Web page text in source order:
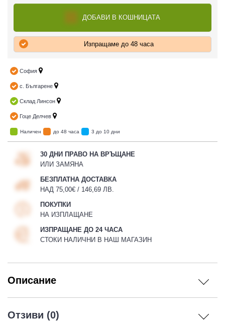
ДОБАВИ В КОШНИЦАТА
Изпращаме до 48 часа
София
с. Българене
Склад Линсон
Гоце Делчев
Наличен до 48 часа 3 до 10 дни
30 ДНИ ПРАВО НА ВРЪЩАНЕ
ИЛИ ЗАМЯНА
БЕЗПЛАТНА ДОСТАВКА
НАД 75,00€ / 146,69 ЛВ.
ПОКУПКИ
НА ИЗПЛАЩАНЕ
ИЗПРАЩАНЕ ДО 24 ЧАСА
СТОКИ НАЛИЧНИ В НАШ МАГАЗИН
Описание
Отзиви (0)